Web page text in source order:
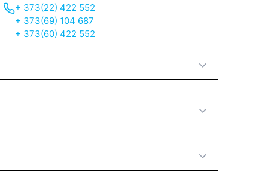
+ 373(22) 422 552
+ 373(69) 104 687
+ 373(60) 422 552